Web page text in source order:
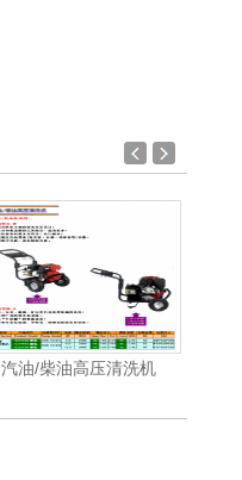
汽油/柴油高压清洗机